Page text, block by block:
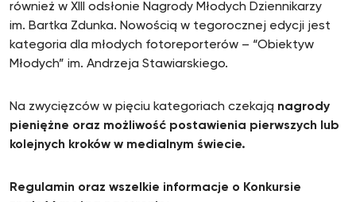
również w XIII odsłonie Nagrody Młodych Dziennikarzy
im. Bartka Zdunka. Nowością w tegorocznej edycji jest
kategoria dla młodych fotoreporterów – “Obiektyw
Młodych” im. Andrzeja Stawiarskiego.
Na zwycięzców w pięciu kategoriach czekają nagrody
pieniężne oraz możliwość postawienia pierwszych lub
kolejnych kroków w medialnym świecie.
Regulamin oraz wszelkie informacje o Konkursie